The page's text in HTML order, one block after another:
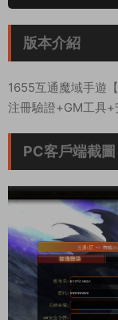
版本介紹
1655互通魔域手遊
注冊驗證+GM工具
PC客戶端截圖